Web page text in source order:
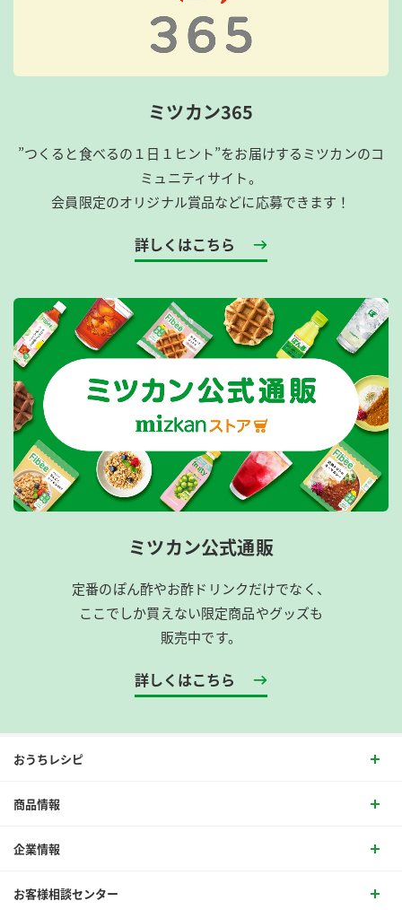
ミツカン365
”つくると食べるの１日１ヒント”をお届けするミツカンのコ
ミュニティサイト。
会員限定のオリジナル賞品などに応募できます！
詳しくはこちら
ミツカン公式通販
定番のぽん酢やお酢ドリンクだけでなく、
ここでしか買えない限定商品やグッズも
販売中です。
詳しくはこちら
おうちレシピ
商品情報
企業情報
お客様相談センター